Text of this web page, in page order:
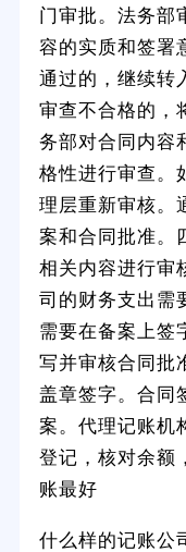
门审批。法务部
容的实质和签署
通过的，继续转
审查不合格的，
务部对合同内容
格性进行审查。
理层重新审核。
案和合同批准。
相关内容进行审
司的财务支出需
需要在备案上签
写并审核合同批
盖章签字。合同
案。代理记账机
登记，核对余额
账最好
什么样的记账公